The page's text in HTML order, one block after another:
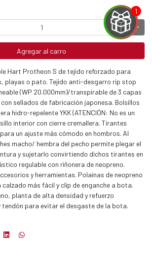
Agregar al carro
Hart Protheon S de tejido reforzado para
playas o pato. Tejido anti-desgarro rip stop
(WP 20.000mm)/transpirable de 3 capas
sellados de fabricación japonesa. Bolsillos
hidro-repelente YKK (ATENCIÓN: No es un
interior con cierre cremallera. Tirantes
un ajuste más cómodo en hombros. Al
macho/ hembra del pecho permite plegar el
y sujetarlo convirtiendo dichos tirantes en
regulable con riñonera de neopreno.
y herramientas. Polainas de neopreno
calzado más fácil y clip de enganche a bota.
planta de alta densidad y refuerzo
tendón para evitar el desgaste de la bota.